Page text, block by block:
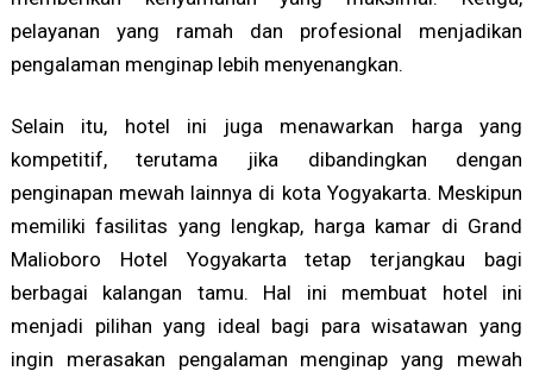
pelayanan yang ramah dan profesional menjadikan
pengalaman menginap lebih menyenangkan.
Selain itu, hotel ini juga menawarkan harga yang
kompetitif, terutama jika dibandingkan dengan
penginapan mewah lainnya di kota Yogyakarta. Meskipun
memiliki fasilitas yang lengkap, harga kamar di Grand
Malioboro Hotel Yogyakarta tetap terjangkau bagi
berbagai kalangan tamu. Hal ini membuat hotel ini
menjadi pilihan yang ideal bagi para wisatawan yang
ingin merasakan pengalaman menginap yang mewah